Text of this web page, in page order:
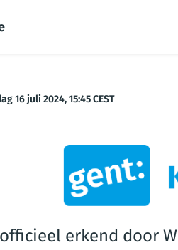
16 juli 2024, 15:45 CEST
PNG
erkend door